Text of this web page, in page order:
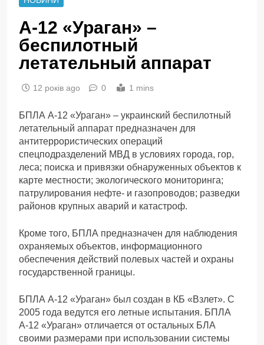
А-12 «Ураган» –
беспилотный
летательный аппарат
12 років ago 0 1 mins
БПЛА А-12 «Ураган» – украинский беспилотный
летательный аппарат предназначен для
антитеррористических операций
спецподразделений МВД в условиях города, гор,
леса; поиска и привязки обнаруженных объектов к
карте местности; экологического мониторинга;
патрулирования нефте- и газопроводов; разведки
районов крупных аварий и катастроф.
Кроме того, БПЛА предназначен для наблюдения
охраняемых объектов, информационного
обеспечения действий полевых частей и охраны
государственной границы.
БПЛА А-12 «Ураган» был создан в КБ «Взлет». С
2005 года ведутся его летные испытания. БПЛА
А-12 «Ураган» отличается от остальных БЛА
своими размерами при использовании системы